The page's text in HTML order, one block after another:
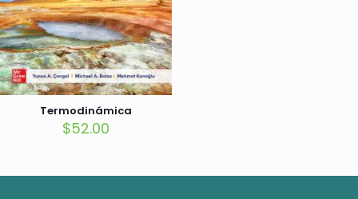
Termodinámica
$52.00